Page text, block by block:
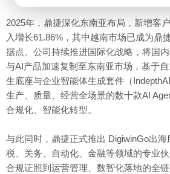
2025年，鼎捷深化东南亚布局，新增客
入增长61.86%，其中越南市场已成为鼎
据点。公司持续推进国际化战略，将国
与AI产品加速复制至东南亚市场，基于
生底座与企业智能体生成套件（
生产、质量、经营全场景的数十款AI
合规化、智能化转型。
与此同时，鼎捷正式推出 DigiwinGo出
税、关务、自动化、金融等领域的专业伙
合规证照到运营管理、数智化落地的全